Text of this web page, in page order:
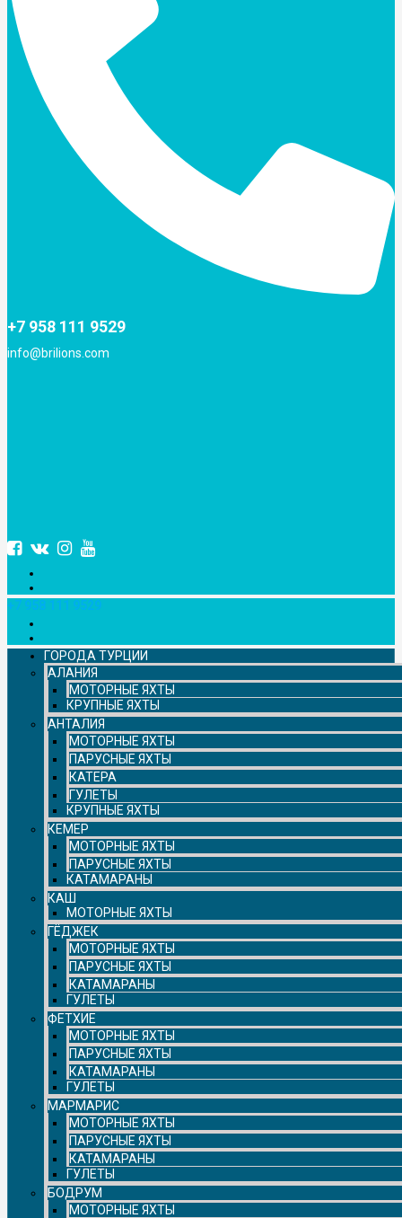
+7 958 111 9529
info@brilions.com
+7 958 111 9529
ГОРОДА ТУРЦИИ
АЛАНИЯ
МОТОРНЫЕ ЯХТЫ
КРУПНЫЕ ЯХТЫ
АНТАЛИЯ
МОТОРНЫЕ ЯХТЫ
ПАРУСНЫЕ ЯХТЫ
КАТЕРА
ГУЛЕТЫ
КРУПНЫЕ ЯХТЫ
КЕМЕР
МОТОРНЫЕ ЯХТЫ
ПАРУСНЫЕ ЯХТЫ
КАТАМАРАНЫ
КАШ
МОТОРНЫЕ ЯХТЫ
ГЁДЖЕК
МОТОРНЫЕ ЯХТЫ
ПАРУСНЫЕ ЯХТЫ
КАТАМАРАНЫ
ГУЛЕТЫ
ФЕТХИЕ
МОТОРНЫЕ ЯХТЫ
ПАРУСНЫЕ ЯХТЫ
КАТАМАРАНЫ
ГУЛЕТЫ
МАРМАРИС
МОТОРНЫЕ ЯХТЫ
ПАРУСНЫЕ ЯХТЫ
КАТАМАРАНЫ
ГУЛЕТЫ
БОДРУМ
МОТОРНЫЕ ЯХТЫ